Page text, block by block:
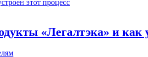
«Легалтэка» и как